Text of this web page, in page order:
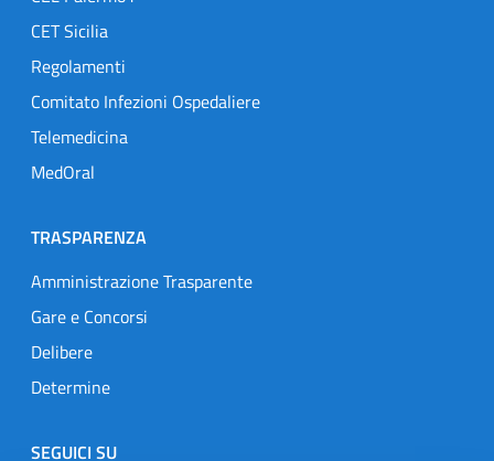
CET Sicilia
Regolamenti
Comitato Infezioni Ospedaliere
Telemedicina
MedOral
TRASPARENZA
Amministrazione Trasparente
Gare e Concorsi
Delibere
Determine
SEGUICI SU